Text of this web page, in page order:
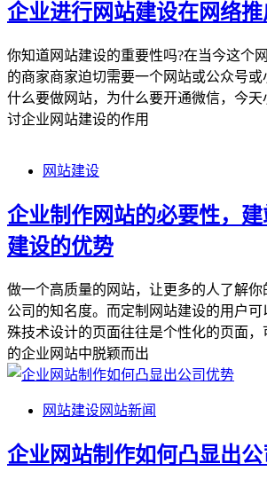
企业进行网站建设在网络推
你知道网站建设的重要性吗?在当今这个
的商家商家迫切需要一个网站或公众号
什么要做网站，为什么要开通微信，今
讨企业网站建设的作用
网站建设
企业制作网站的必要性，
建设的优势
做一个高质量的网站，让更多的人了解
公司的知名度。而定制网站建设的用户
殊技术设计的页面往往是个性化的页面
的企业网站中脱颖而出
网站建设网站新闻
企业网站制作如何凸显出